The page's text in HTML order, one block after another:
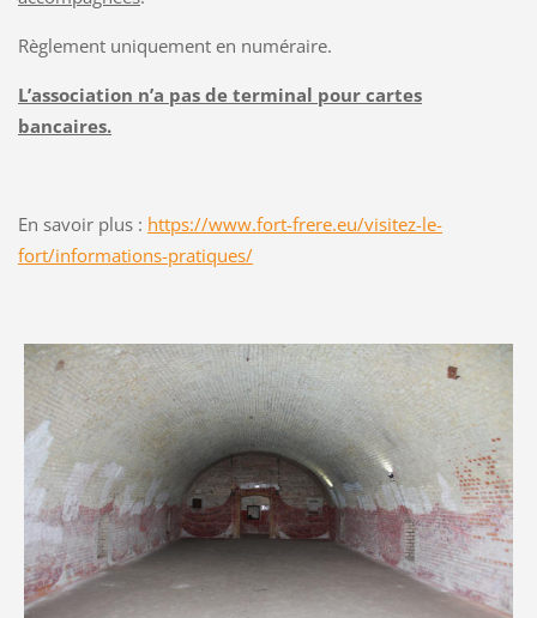
Règlement uniquement en numéraire.
L’association n’a pas de terminal pour cartes
bancaires.
En savoir plus : https://www.fort-frere.eu/visitez-le-
fort/informations-pratiques/